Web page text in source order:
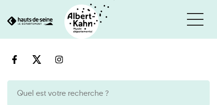
au
Cookies et traceurs utilisés sur ce site